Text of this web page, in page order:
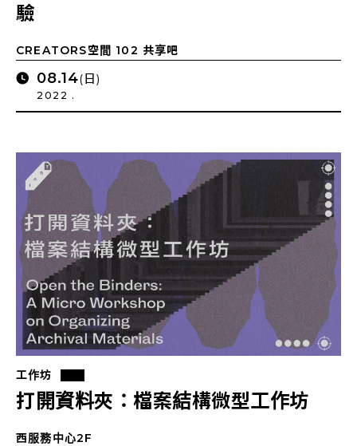
驗
CREATORS空間 102 共享吧
08.14(日)
2022 .
工作坊
打開資料夾：檔案結構微型工作坊
西服務中心2F